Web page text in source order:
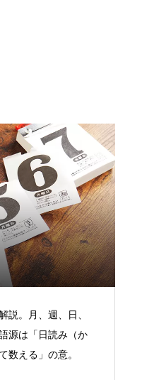
説。月、週、日、
源は「日読み（か
数える」の意。